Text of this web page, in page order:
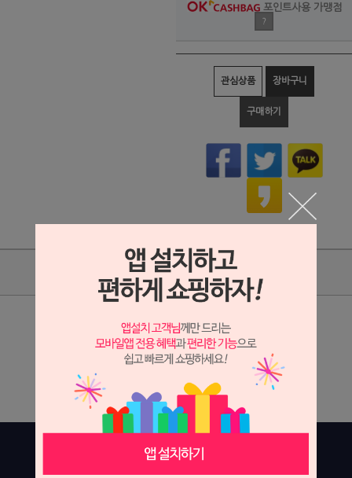
포인트사용 가맹점
?
관심상품 장바구니
구매하기
상품리뷰
상세정보 새창 열기
상세 정보를 확대해 보실 수 있습니다.